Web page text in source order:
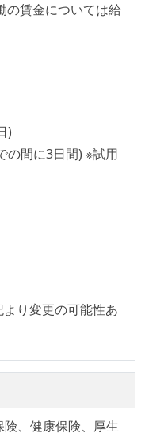
の賃金については給
)
の間に3日間) ※試用
り変更の可能性あ
、健康保険、厚生